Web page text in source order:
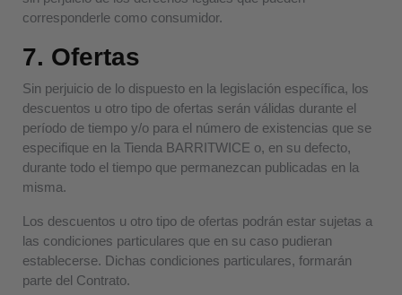
corresponderle como consumidor.
7. Ofertas
Sin perjuicio de lo dispuesto en la legislación específica, los
descuentos u otro tipo de ofertas serán válidas durante el
período de tiempo y/o para el número de existencias que se
especifique en la Tienda BARRITWICE o, en su defecto,
durante todo el tiempo que permanezcan publicadas en la
misma.
Los descuentos u otro tipo de ofertas podrán estar sujetas a
las condiciones particulares que en su caso pudieran
establecerse. Dichas condiciones particulares, formarán
parte del Contrato.